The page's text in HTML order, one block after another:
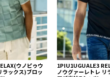
ウノピゥウ
ラックス)ブロッ
1PIU1UGUALE3
ノウグァーレトレ リ